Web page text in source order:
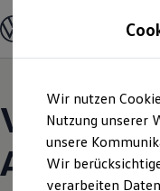
Hauptinhalt
springen
Footer
springen
Modelle und
Konfigurator
Modelle
Elektroautos
ENERGY
SUV und CUV
Familienautos
Kombis
Wir nutzen
Nutzung unserer
unsere
Wir
verarbeiten